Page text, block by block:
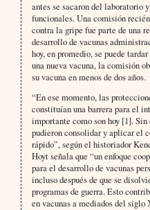
antes se sacaron del laboratorio
funcionales. Una comisión
contra la gripe fue parte de una
desarrollo de vacunas
hoy, en promedio, se puede
una nueva vacuna, la comisión
su vacuna en menos de dos años.
“En ese momento, las
constituían una barrera para el
importante como son hoy [1].
pudieron consolidar y aplicar el
rápido”, según el historiador
Hoyt señala que “un enfoque
para el desarrollo de vacunas
incluso después de que se
programas de guerra. Esto
en vacunas a mediados del siglo